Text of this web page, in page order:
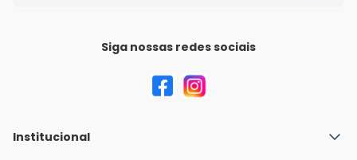
Siga nossas redes sociais
Institucional